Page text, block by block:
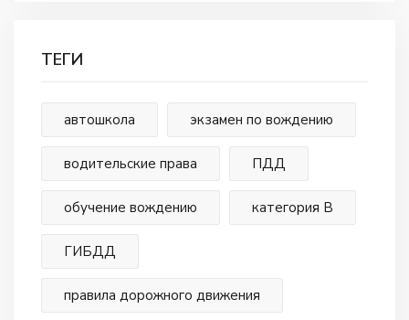
ТЕГИ
автошкола экзамен по вождению
водительские права ПДД
обучение вождению категория В
ГИБДД
правила дорожного движения